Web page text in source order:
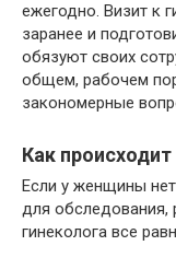
ежегодно. Визит к
заранее и
обязуют своих
общем, рабочем
закономерные
Как
Если у женщины
для обследования,
гинеколога все